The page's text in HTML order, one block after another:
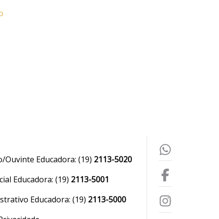
Ouvinte Educadora: (19) 2113-5020
Educadora: (19) 2113-5001
Educadora: (19) 2113-5000